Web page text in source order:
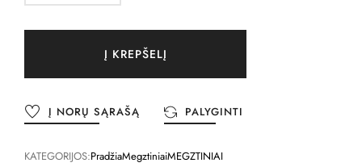
Į KREPŠELĮ
Į NORŲ SĄRAŠĄ PALYGINTI
KATEGORIJOS:PradžiaMegztiniaiMEGZTINIAI